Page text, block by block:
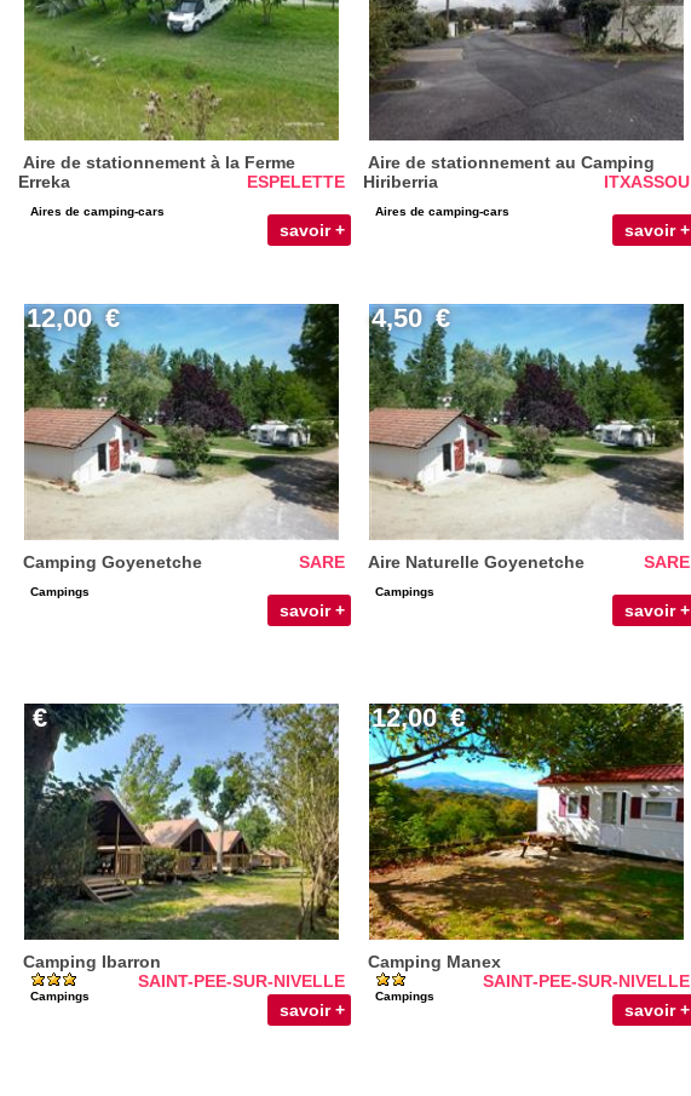
Aire de stationnement à la Ferme
Erreka
ESPELETTE
Aires de camping-cars
savoir +
Aire de stationnement au Camping
Hiriberria
ITXASSOU
Aires de camping-cars
savoir +
12,00 €
Camping Goyenetche SARE
Campings
savoir +
4,50 €
Aire Naturelle Goyenetche SARE
Campings
savoir +
€
Camping Ibarron
SAINT-PEE-SUR-NIVELLE
Campings
savoir +
12,00 €
Camping Manex
SAINT-PEE-SUR-NIVELLE
Campings
savoir +